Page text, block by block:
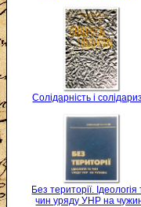
Солідарність і
Без території. Ідеологія
чин уряду УНР на